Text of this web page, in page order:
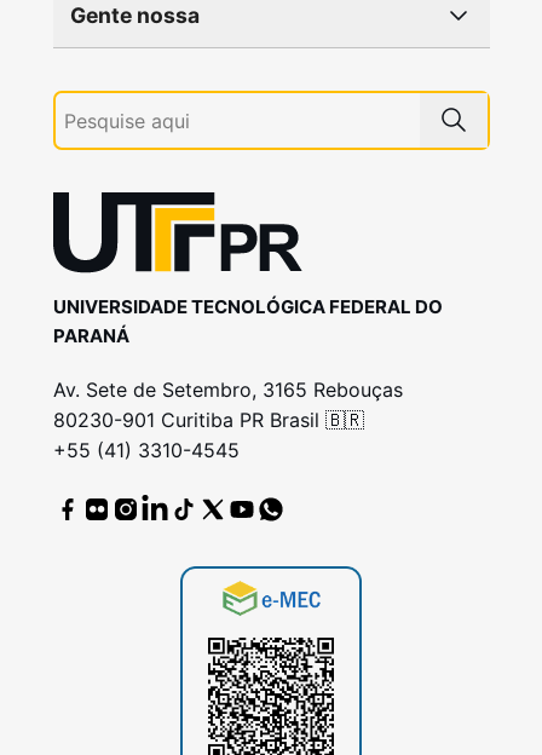
Gente nossa
UNIVERSIDADE TECNOLÓGICA FEDERAL DO
PARANÁ
Av. Sete de Setembro, 3165 Rebouças
80230-901 Curitiba PR Brasil 🇧🇷
+55 (41) 3310-4545